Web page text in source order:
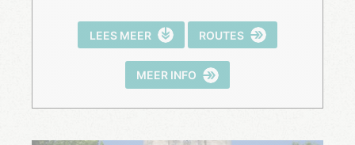
LEES MEER ROUTES
MEER INFO